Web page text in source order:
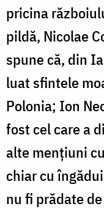
pricina
pildă, Nicolae
spune că, din
luat sfintele
Polonia; Ion
fost cel care a
alte mențiuni
chiar cu
nu fi prădate